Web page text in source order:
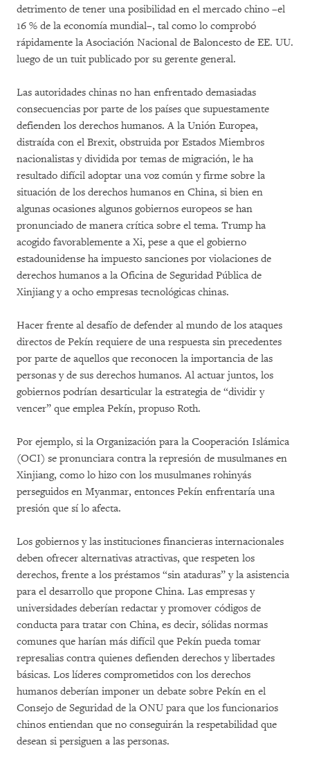
detrimento de tener una posibilidad en el mercado chino –el
16 % de la economía mundial–, tal como lo comprobó
rápidamente la Asociación Nacional de Baloncesto de EE. UU.
luego de un tuit publicado por su gerente general.
Las autoridades chinas no han enfrentado demasiadas
consecuencias por parte de los países que supuestamente
defienden los derechos humanos. A la Unión Europea,
distraída con el Brexit, obstruida por Estados Miembros
nacionalistas y dividida por temas de migración, le ha
resultado difícil adoptar una voz común y firme sobre la
situación de los derechos humanos en China, si bien en
algunas ocasiones algunos gobiernos europeos se han
pronunciado de manera crítica sobre el tema. Trump ha
acogido favorablemente a Xi, pese a que el gobierno
estadounidense ha impuesto sanciones por violaciones de
derechos humanos a la Oficina de Seguridad Pública de
Xinjiang y a ocho empresas tecnológicas chinas.
Hacer frente al desafío de defender al mundo de los ataques
directos de Pekín requiere de una respuesta sin precedentes
por parte de aquellos que reconocen la importancia de las
personas y de sus derechos humanos. Al actuar juntos, los
gobiernos podrían desarticular la estrategia de “dividir y
vencer” que emplea Pekín, propuso Roth.
Por ejemplo, si la Organización para la Cooperación Islámica
(OCI) se pronunciara contra la represión de musulmanes en
Xinjiang, como lo hizo con los musulmanes rohinyás
perseguidos en Myanmar, entonces Pekín enfrentaría una
presión que sí lo afecta.
Los gobiernos y las instituciones financieras internacionales
deben ofrecer alternativas atractivas, que respeten los
derechos, frente a los préstamos “sin ataduras” y la asistencia
para el desarrollo que propone China. Las empresas y
universidades deberían redactar y promover códigos de
conducta para tratar con China, es decir, sólidas normas
comunes que harían más difícil que Pekín pueda tomar
represalias contra quienes defienden derechos y libertades
básicas. Los líderes comprometidos con los derechos
humanos deberían imponer un debate sobre Pekín en el
Consejo de Seguridad de la ONU para que los funcionarios
chinos entiendan que no conseguirán la respetabilidad que
desean si persiguen a las personas.